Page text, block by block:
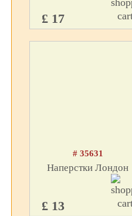
£ 17
# 35631
Наперстки Лондон
£ 13